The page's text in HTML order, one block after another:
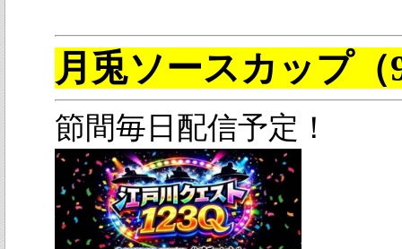
月兎ソースカップ（
節間毎日配信予定！